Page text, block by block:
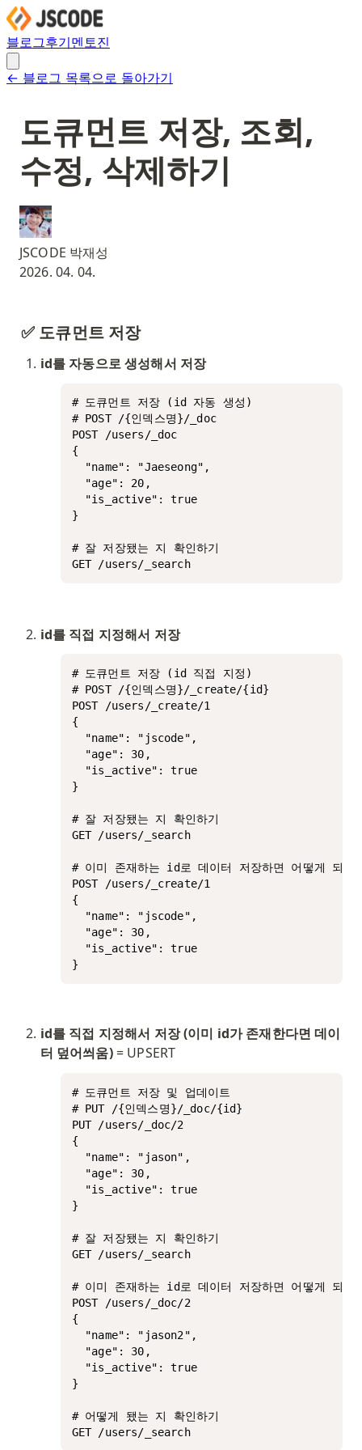
블로그후기멘토진
← 블로그 목록으로 돌아가기
도큐먼트 저장, 조회,
수정, 삭제하기
JSCODE 박재성
2026. 04. 04.
✅ 도큐먼트 저장
id를 자동으로 생성해서 저장
# 도큐먼트 저장 (id 자동 생성)
# POST /{인덱스명}/_doc
POST /users/_doc
{
  "name": "Jaeseong",
  "age": 20,
  "is_active": true
}
# 잘 저장됐는 지 확인하기
GET /users/_search
id를 직접 지정해서 저장
# 도큐먼트 저장 (id 직접 지정)
# POST /{인덱스명}/_create/{id}
POST /users/_create/1
{
  "name": "jscode",
  "age": 30,
  "is_active": true
}
# 잘 저장됐는 지 확인하기
GET /users/_search
# 이미 존재하는 id로 데이터 저장하면 어떻게 되는
POST /users/_create/1
{
  "name": "jscode",
  "age": 30,
  "is_active": true
}
id를 직접 지정해서 저장 (이미 id가 존재한다면 데이
터 덮어씌움) = UPSERT
# 도큐먼트 저장 및 업데이트
# PUT /{인덱스명}/_doc/{id}
PUT /users/_doc/2
{
  "name": "jason",
  "age": 30,
  "is_active": true
}
# 잘 저장됐는 지 확인하기
GET /users/_search
# 이미 존재하는 id로 데이터 저장하면 어떻게 되는
POST /users/_doc/2
{
  "name": "jason2",
  "age": 30,
  "is_active": true
}
# 어떻게 됐는 지 확인하기
GET /users/_search